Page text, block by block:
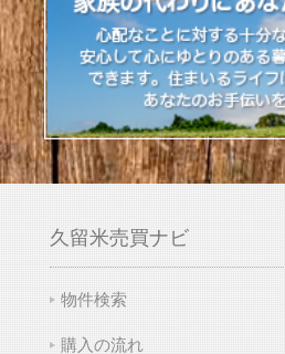
久留米売買ナビ
物件検索
購入の流れ